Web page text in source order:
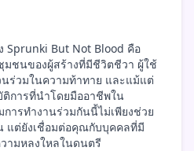
Sprunki But Not Blood คือ
มชนของผู้สร้างที่มีชีวิตชีวา ผู้ใช้
ร่วมในความท้าทาย และแม้แต่
ติการที่นำโดยมืออาชีพใน
ารทำงานร่วมกันนี้ไม่เพียงช่วย
แต่ยังเชื่อมต่อคุณกับบุคคลที่มี
ามหลงใหลในดนตรี